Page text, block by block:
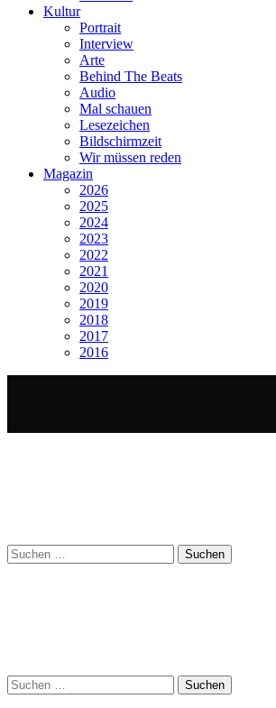
Kultur
Portrait
Interview
Arte
Behind The Beats
Audio
Mal schauen
Lesezeichen
Bildschirmzeit
Wir müssen reden
Magazin
2026
2025
2024
2023
2022
2021
2020
2019
2018
2017
2016
Suchen
nach:
Suchen
nach: